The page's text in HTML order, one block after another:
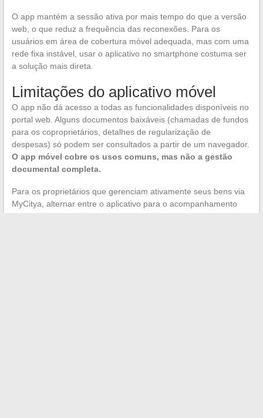
O app mantém a sessão ativa por mais tempo do que a versão
web, o que reduz a frequência das reconexões. Para os
usuários em área de cobertura móvel adequada, mas com uma
rede fixa instável, usar o aplicativo no smartphone costuma ser
a solução mais direta.
Limitações do aplicativo móvel
O app não dá acesso a todas as funcionalidades disponíveis no
portal web. Alguns documentos baixáveis (chamadas de fundos
para os coproprietários, detalhes de regularização de
despesas) só podem ser consultados a partir de um navegador.
O app móvel cobre os usos comuns, mas não a gestão
documental completa.
Para os proprietários que gerenciam ativamente seus bens via
MyCitya, alternar entre o aplicativo para o acompanhamento